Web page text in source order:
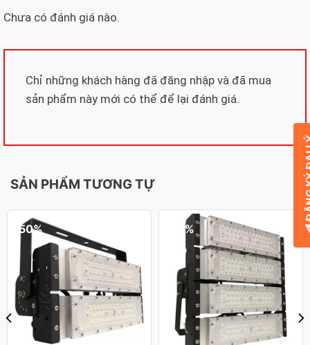
Chưa có đánh giá nào.
Chỉ những khách hàng đã đăng nhập và đã mua
sản phẩm này mới có thể để lại đánh giá.
SẢN PHẨM TƯƠNG TỰ
-50% -50%